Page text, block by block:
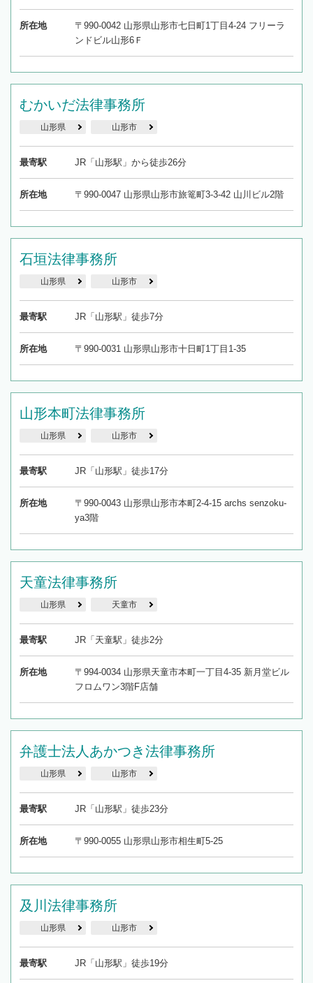
所在地
〒990-0042 山形県山形市七日町1丁目4-24 フリーラ
ンドビル山形6Ｆ
むかいだ法律事務所
山形県 山形市
最寄駅 JR「山形駅」から徒歩26分
所在地 〒990-0047 山形県山形市旅篭町3-3-42 山川ビル2階
石垣法律事務所
山形県 山形市
最寄駅 JR「山形駅」徒歩7分
所在地 〒990-0031 山形県山形市十日町1丁目1-35
山形本町法律事務所
山形県 山形市
最寄駅 JR「山形駅」徒歩17分
所在地
〒990-0043 山形県山形市本町2-4-15 archs senzoku-
ya3階
天童法律事務所
山形県 天童市
最寄駅 JR「天童駅」徒歩2分
所在地
〒994-0034 山形県天童市本町一丁目4-35 新月堂ビル
フロムワン3階F店舗
弁護士法人あかつき法律事務所
山形県 山形市
最寄駅 JR「山形駅」徒歩23分
所在地 〒990-0055 山形県山形市相生町5-25
及川法律事務所
山形県 山形市
最寄駅 JR「山形駅」徒歩19分